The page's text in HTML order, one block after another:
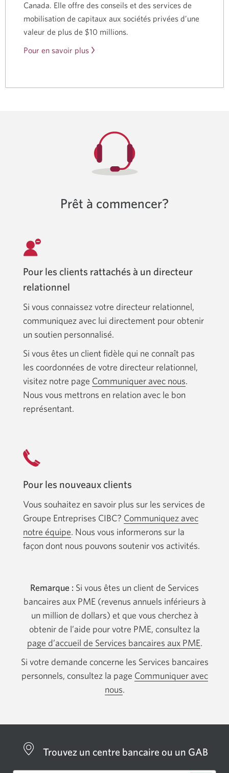
Canada. Elle offre des conseils et des services de
mobilisation de capitaux aux sociétés privées d’une
valeur de plus de $10 millions.
Pour en savoir plus
Prêt à commencer?
Pour les clients rattachés à un directeur
relationnel
Si vous connaissez votre directeur relationnel,
communiquez avec lui directement pour obtenir
un soutien personnalisé.
Si vous êtes un client fidèle qui ne connaît pas
les coordonnées de votre directeur relationnel,
visitez notre page Communiquer avec nous.
Nous vous mettrons en relation avec le bon
représentant.
Pour les nouveaux clients
Vous souhaitez en savoir plus sur les services de
Groupe Entreprises CIBC? Communiquez avec
notre équipe. Nous vous informerons sur la
façon dont nous pouvons soutenir vos activités.
Remarque : Si vous êtes un client de Services
bancaires aux PME (revenus annuels inférieurs à
un million de dollars) et que vous cherchez à
obtenir de l’aide pour votre PME, consultez la
page d’accueil de Services bancaires aux PME.
Si votre demande concerne les Services bancaires
personnels, consultez la page Communiquer avec
nous.
Trouvez un centre bancaire ou un GAB